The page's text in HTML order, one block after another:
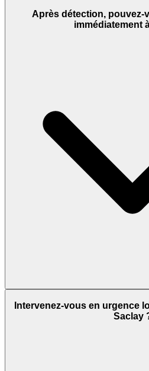
Après détection, pouvez-
immédiatement
Intervenez-vous en urgence
Saclay